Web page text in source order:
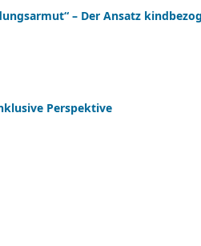
– Der Ansatz
Perspektive